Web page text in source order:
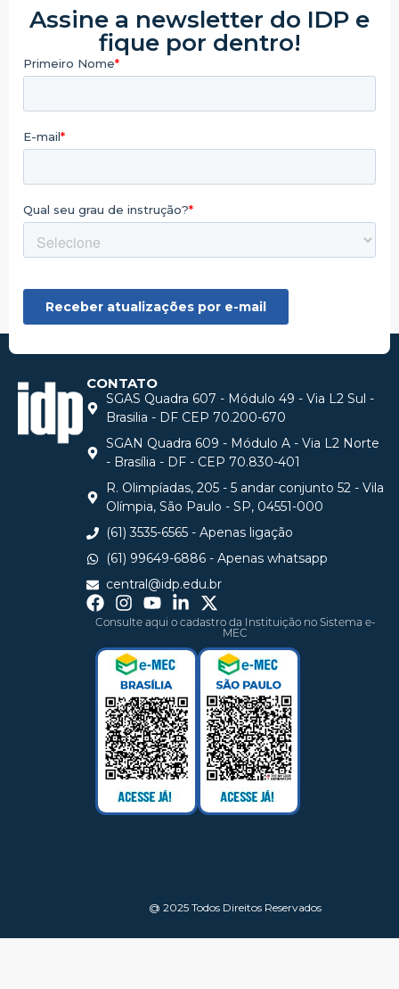
Assine a newsletter do IDP e
fique por dentro!
CONTATO
SGAS Quadra 607 - Módulo 49 - Via L2 Sul -
Brasilia - DF CEP 70.200-670
SGAN Quadra 609 - Módulo A - Via L2 Norte
- Brasília - DF - CEP 70.830-401
R. Olimpíadas, 205 - 5 andar conjunto 52 - Vila
Olímpia, São Paulo - SP, 04551-000
(61) 3535-6565 - Apenas ligação
(61) 99649-6886 - Apenas whatsapp
central@idp.edu.br
Consulte aqui o cadastro da Instituição no Sistema e-
MEC
@ 2025 Todos Direitos Reservados